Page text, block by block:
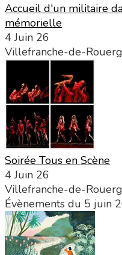
Accueil d'un militaire
mémorielle
4 Juin 26
Villefranche-de-
Soirée Tous en Scène
4 Juin 26
Villefranche-de-
Évènements du 5 juin